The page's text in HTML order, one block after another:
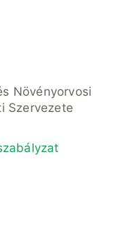
Növényorvosi
Szervezete